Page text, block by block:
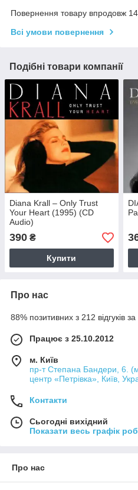
Повернення товару впродовж
Всі умови повернення
Подібні товари компанії
Diana Krall – Only Trust
Your Heart (1995) (CD
Audio)
390 ₴
Купити
Про нас
88% позитивних з 212 відгуків за
Працює з 25.10.2012
м. Київ
пр-т Степана Бандери, 6.
центр «Петрівка», Київ,
Контакти
Сьогодні вихідний
Показати весь графік
Про нас